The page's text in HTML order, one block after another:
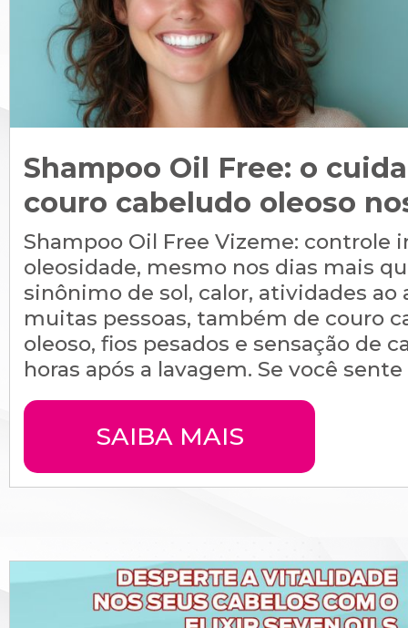
Shampoo Oil Free: o
couro cabeludo oleoso
Shampoo Oil Free Vizeme: controle
oleosidade, mesmo nos dias mais
sinônimo de sol, calor, atividades ao
muitas pessoas, também de couro
oleoso, fios pesados e sensação de
horas após a lavagem. Se você sente
SAIBA MAIS